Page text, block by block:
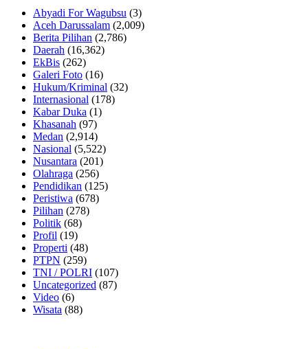
Abyadi For Wagubsu (3)
Aceh Darussalam (2,009)
Berita Pilihan (2,786)
Daerah (16,362)
EkBis (262)
Galeri Foto (16)
Hukum/Kriminal (32)
Internasional (178)
Kabar Duka (1)
Khasanah (97)
Medan (2,914)
Nasional (5,522)
Nusantara (201)
Olahraga (256)
Pendidikan (125)
Peristiwa (678)
Pilihan (278)
Politik (68)
Profil (19)
Properti (48)
PTPN (259)
TNI / POLRI (107)
Uncategorized (87)
Video (6)
Wisata (88)